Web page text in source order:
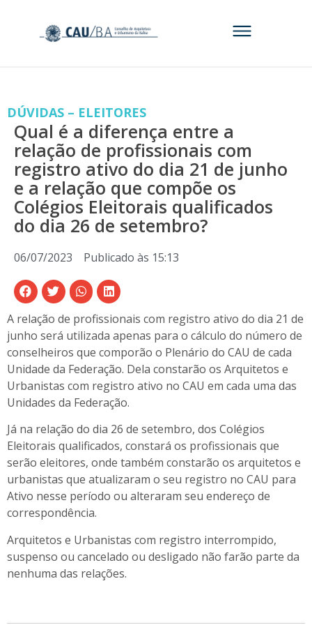
DÚVIDAS – ELEITORES
Qual é a diferença entre a
relação de profissionais com
registro ativo do dia 21 de junho
e a relação que compõe os
Colégios Eleitorais qualificados
do dia 26 de setembro?
06/07/2023 Publicado às 15:13
A relação de profissionais com registro ativo do dia 21 de
junho será utilizada apenas para o cálculo do número de
conselheiros que comporão o Plenário do CAU de cada
Unidade da Federação. Dela constarão os Arquitetos e
Urbanistas com registro ativo no CAU em cada uma das
Unidades da Federação.
Já na relação do dia 26 de setembro, dos Colégios
Eleitorais qualificados, constará os profissionais que
serão eleitores, onde também constarão os arquitetos e
urbanistas que atualizaram o seu registro no CAU para
Ativo nesse período ou alteraram seu endereço de
correspondência.
Arquitetos e Urbanistas com registro interrompido,
suspenso ou cancelado ou desligado não farão parte da
nenhuma das relações.